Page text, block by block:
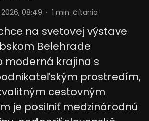
08:49 1 min. čítania
na svetovej výstave
Belehrade
moderná krajina s
prostredím,
cestovným
je posilniť medzinárodnú